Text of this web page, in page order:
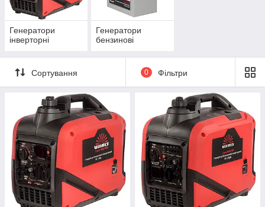
Генератори
інверторні
Генератори
бензинові
Сортування 0 Фільтри